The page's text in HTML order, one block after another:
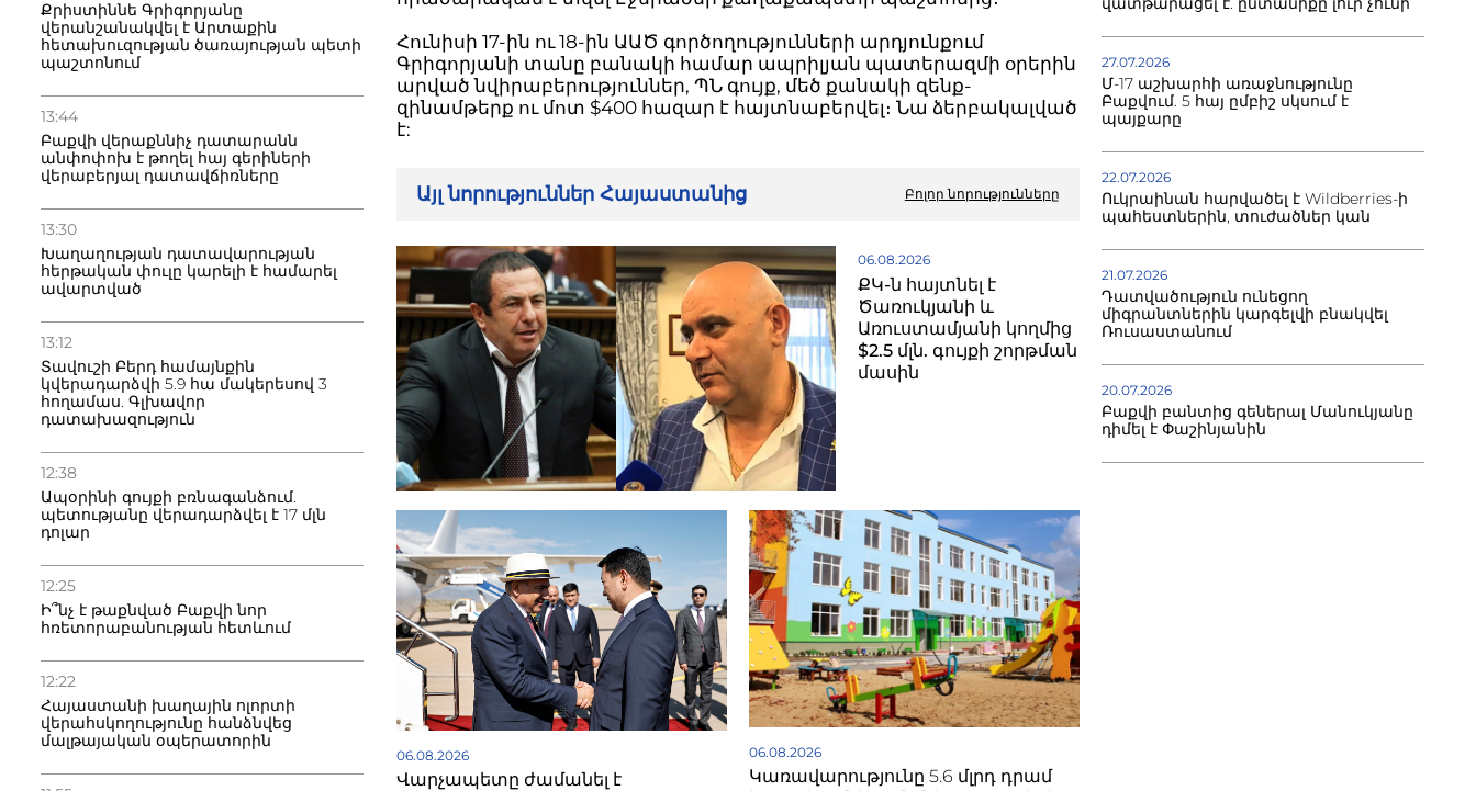
Քրիստիննե Գրիգորյանը
վերանշանակվել է Արտաքին
հետախուզության ծառայության պետի
պաշտոնում
13:44
Բաքվի վերաքննիչ դատարանն
անփոփոխ է թողել հայ գերիների
վերաբերյալ դատավճիռները
13:30
Խաղաղության դատավարության
հերթական փուլը կարելի է համարել
ավարտված
13:12
Տավուշի Բերդ համայնքին
կվերադարձվի 5.9 հա մակերեսով 3
հողամաս. Գլխավոր
դատախազություն
12:38
Ապօրինի գույքի բռնագանձում.
պետությանը վերադարձվել է 17 մլն
դոլար
12:25
Ի՞նչ է թաքնված Բաքվի նոր
հռետորաբանության հետևում
12:22
Հայաստանի խաղային ոլորտի
վերահսկողությունը հանձնվեց
մալթայական օպերատորին
Հունիսի 17-ին ու 18-ին ԱԱԾ գործողությունների արդյունքում
Գրիգորյանի տանը բանակի համար ապրիլյան պատերազմի օրերին
արված նվիրաբերություններ, ՊՆ գույք, մեծ քանակի զենք-
զինամթերք ու մոտ $400 հազար է հայտնաբերվել։ Նա ձերբակալված
է:
Այլ նորություններ Հայաստանից Բոլոր նորությունները
06.08.2026
ՔԿ-ն հայտնել է
Ծառուկյանի և
Առուստամյանի կողմից
$2.5 մլն. գույքի շորթման
մասին
06.08.2026
Վարչապետը ժամանել է
06.08.2026
Կառավարությունը 5.6 մլրդ դրամ
27.07.2026
Մ-17 աշխարհի առաջնությունը
Բաքվում. 5 հայ ըմբիշ սկսում է
պայքարը
22.07.2026
Ուկրաինան հարվածել է Wildberries-ի
պահեստներին, տուժածներ կան
21.07.2026
Դատվածություն ունեցող
միգրանտներին կարգելվի բնակվել
Ռուսաստանում
20.07.2026
Բաքվի բանտից գեներալ Մանուկյանը
դիմել է Փաշինյանին